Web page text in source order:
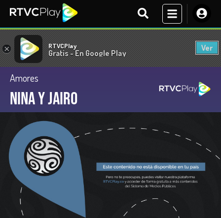
× RTVCPlay
Gratis - En Google Play
Ver
Amores
Nina y Jairo